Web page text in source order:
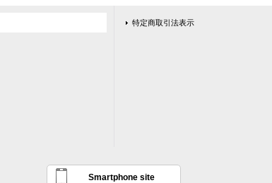
特定商取引法表示
Smartphone site